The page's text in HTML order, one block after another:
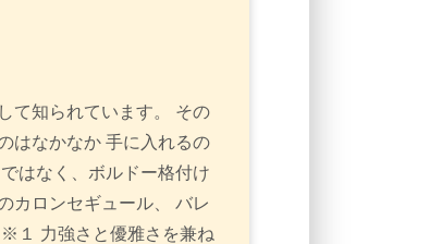
て知られています。 その
はなかなか 手に入れるの
はなく、ボルドー格付け
カロンセギュール、 バレ
１ 力強さと優雅さを兼ね